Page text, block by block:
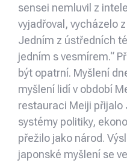
sensei nemluvil z
vyjadřoval, vycházelo
Jedním z ústředních
jedním s vesmírem.“
být opatrní. Myšlení
myšlení lidí v období
restauraci Meiji přijalo
systémy politiky,
přežilo jako národ.
japonské myšlení se